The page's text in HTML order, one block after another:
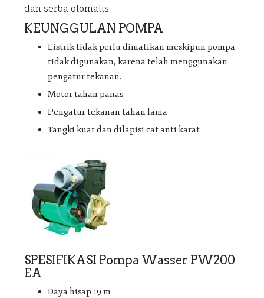
dan serba otomatis.
KEUNGGULAN POMPA
Listrik tidak perlu dimatikan meskipun pompa
tidak digunakan, karena telah menggunakan
pengatur tekanan.
Motor tahan panas
Pengatur tekanan tahan lama
Tangki kuat dan dilapisi cat anti karat
SPESIFIKASI Pompa Wasser PW200
EA
Daya hisap : 9 m